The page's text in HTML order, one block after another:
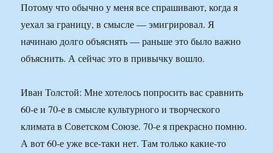
Потому что обычно у меня все спрашивают, когда я
уехал за границу, в смысле — эмигрировал. Я
начинаю долго объяснять — раньше это было важно
объяснить. А сейчас это в привычку вошло.
Иван Толстой: Мне хотелось попросить вас сравнить
60-е и 70-е в смысле культурного и творческого
климата в Советском Союзе. 70-е я прекрасно помню.
А вот 60-е уже все-таки нет. Там только какие-то